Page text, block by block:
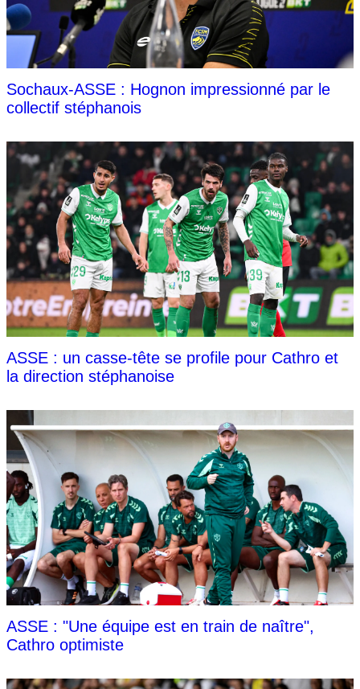
Sochaux-ASSE : Hognon impressionné par le
collectif stéphanois
ASSE : un casse-tête se profile pour Cathro et
la direction stéphanoise
ASSE : "Une équipe est en train de naître",
Cathro optimiste